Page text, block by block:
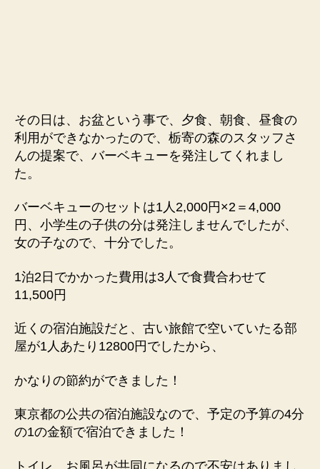
その日は、お盆という事で、夕食、朝食、昼食の
利用ができなかったので、栃寄の森のスタッフさ
んの提案で、バーベキューを発注してくれまし
た。
バーベキューのセットは1人2,000円×2＝4,000
円、小学生の子供の分は発注しませんでしたが、
女の子なので、十分でした。
1泊2日でかかった費用は3人で食費合わせて
11,500円
近くの宿泊施設だと、古い旅館で空いていたる部
屋が1人あたり12800円でしたから、
かなりの節約ができました！
東京都の公共の宿泊施設なので、予定の予算の4分
の1の金額で宿泊できました！
トイレ、お風呂が共同になるので不安はありまし